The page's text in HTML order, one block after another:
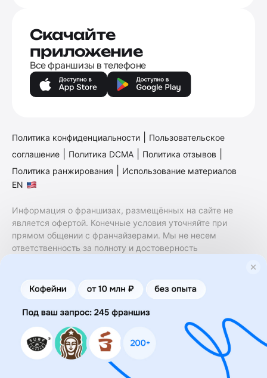
Скачайте
приложение
Все франшизы в телефоне
Политика конфиденциальности
Пользовательское
соглашение
Политика DCMA Политика отзывов
Политика ранжирования
Использование материалов
EN
Информация о франшизах, размещённых на сайте не
является офертой. Конечные условия уточняйте при
прямом общении с франчайзерами. Мы не несем
ответственность за полноту и достоверность
финансовые услуги. Заключение договоров
коммерческой концессии (франчайзинга) осуществляется
правообладателями/их представителями. Бизнесменс.ру
не является посредником или представителем
правообладателя и не несет ответственность за условия
предоставления франшизы и действия лиц,
осуществленные на основании информации, имеющейся
на сайте или полученной через него. За достоверность